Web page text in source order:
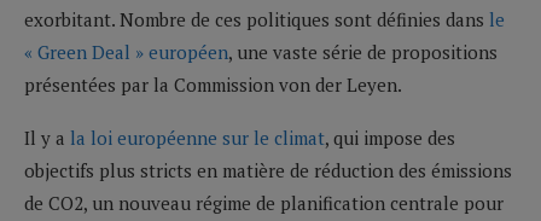
exorbitant. Nombre de ces politiques sont définies dans le
« Green Deal » européen, une vaste série de propositions
présentées par la Commission von der Leyen.
Il y a la loi européenne sur le climat, qui impose des
objectifs plus stricts en matière de réduction des émissions
de CO2, un nouveau régime de planification centrale pour